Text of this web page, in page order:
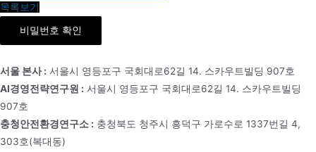
목록보기
비밀번호 확인
서울 본사 : 서울시 영등포구 국회대로62길 14. 스카우트빌딩 907호
AI경영전략연구원 : 서울시 영등포구 국회대로62길 14. 스카우트빌딩
907호
충청안전환경연구소 : 충청북도 청주시 흥덕구 가로수로 1337번길 4,
303호(복대동)